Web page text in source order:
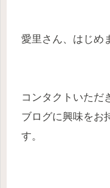
愛里さん、はじめ
コンタクトいただ
ブログに興味をお
す。